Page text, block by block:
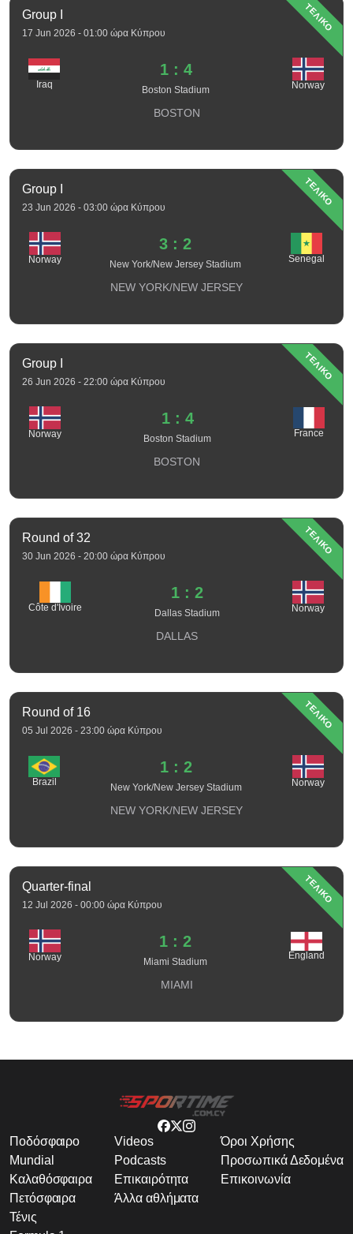
ΤΕΛΙΚΟ
Group I
17 Jun 2026 - 01:00 ώρα Κύπρου
Iraq
1 : 4
Boston Stadium Norway
BOSTON
ΤΕΛΙΚΟ
Group I
23 Jun 2026 - 03:00 ώρα Κύπρου
Norway
3 : 2
New York/New Jersey Stadium
Senegal
NEW YORK/NEW JERSEY
ΤΕΛΙΚΟ
Group I
26 Jun 2026 - 22:00 ώρα Κύπρου
Norway
1 : 4
Boston Stadium
France
BOSTON
ΤΕΛΙΚΟ
Round of 32
30 Jun 2026 - 20:00 ώρα Κύπρου
Côte d'Ivoire
1 : 2
Dallas Stadium Norway
DALLAS
ΤΕΛΙΚΟ
Round of 16
05 Jul 2026 - 23:00 ώρα Κύπρου
Brazil
1 : 2
New York/New Jersey Stadium Norway
NEW YORK/NEW JERSEY
ΤΕΛΙΚΟ
Quarter-final
12 Jul 2026 - 00:00 ώρα Κύπρου
Norway
1 : 2
Miami Stadium
England
MIAMI
Ποδόσφαιρο
Mundial
Καλαθόσφαιρα
Πετόσφαιρα
Τένις
Videos
Podcasts
Επικαιρότητα
Άλλα αθλήματα
Όροι Χρήσης
Προσωπικά Δεδομένα
Επικοινωνία